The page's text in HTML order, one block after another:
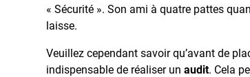
« Sécurité ». Son ami à quatre pattes
laisse.
Veuillez cependant savoir qu’avant de
indispensable de réaliser unaudit. Cela